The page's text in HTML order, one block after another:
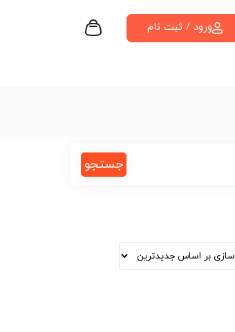
ورود / ثبت نام
جستجو